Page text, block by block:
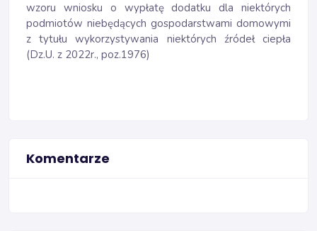
wzoru wniosku o wypłatę dodatku dla niektórych
podmiotów niebędących gospodarstwami domowymi
z tytułu wykorzystywania niektórych źródeł ciepła
(Dz.U. z 2022r., poz.1976)
Komentarze